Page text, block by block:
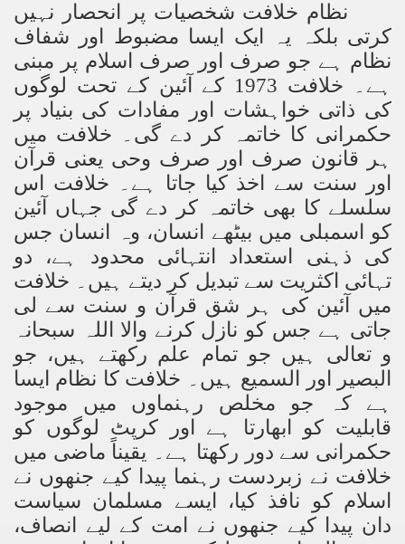
نظام خلافت شخصیات پر انحصار نہیں
کرتی بلکہ یہ ایک ایسا مضبوط اور شفاف
نظام ہے جو صرف اور صرف اسلام پر مبنی
ہے۔ خلافت 1973 کے آئین کے تحت لوگوں
کی ذاتی خواہشات اور مفادات کی بنیاد پر
حکمرانی کا خاتمہ کر دے گی۔ خلافت میں
ہر قانون صرف اور صرف وحی یعنی قرآن
اور سنت سے اخذ کیا جاتا ہے۔ خلافت اس
سلسلے کا بھی خاتمہ کر دے گی جہاں آئین
کو اسمبلی میں بیٹھے انسان، وہ انسان جس
کی ذہنی استعداد انتہائی محدود ہے، دو
تہائی اکثریت سے تبدیل کر دیتے ہیں۔ خلافت
میں آئین کی ہر شق قرآن و سنت سے لی
جاتی ہے جس کو نازل کرنے والا اللہ سبحانہ
و تعالی ہیں جو تمام علم رکھتے ہیں، جو
البصیر اور السمیع ہیں۔ خلافت کا نظام ایسا
ہے کہ جو مخلص رہنماوں میں موجود
قابلیت کو ابھارتا ہے اور کرپٹ لوگوں کو
حکمرانی سے دور رکھتا ہے۔ یقیناً ماضی میں
خلافت نے زبردست رہنما پیدا کیے جنھوں نے
اسلام کو نافذ کیا، ایسے مسلمان سیاست
دان پیدا کیے جنھوں نے امت کے لیے انصاف،